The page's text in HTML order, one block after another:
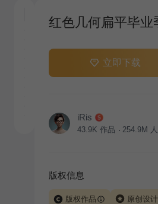
红色几何扁平毕业
立即下载
iRis
43.9K 作品 254.9M
版权信息
版权作品 原创设计